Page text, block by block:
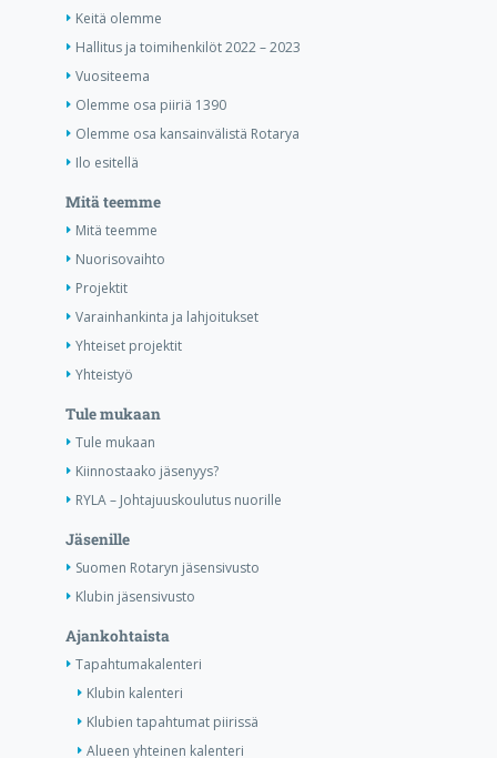
Keitä olemme
Hallitus ja toimihenkilöt 2022 – 2023
Vuositeema
Olemme osa piiriä 1390
Olemme osa kansainvälistä Rotarya
Ilo esitellä
Mitä teemme
Mitä teemme
Nuorisovaihto
Projektit
Varainhankinta ja lahjoitukset
Yhteiset projektit
Yhteistyö
Tule mukaan
Tule mukaan
Kiinnostaako jäsenyys?
RYLA – Johtajuuskoulutus nuorille
Jäsenille
Suomen Rotaryn jäsensivusto
Klubin jäsensivusto
Ajankohtaista
Tapahtumakalenteri
Klubin kalenteri
Klubien tapahtumat piirissä
Alueen yhteinen kalenteri